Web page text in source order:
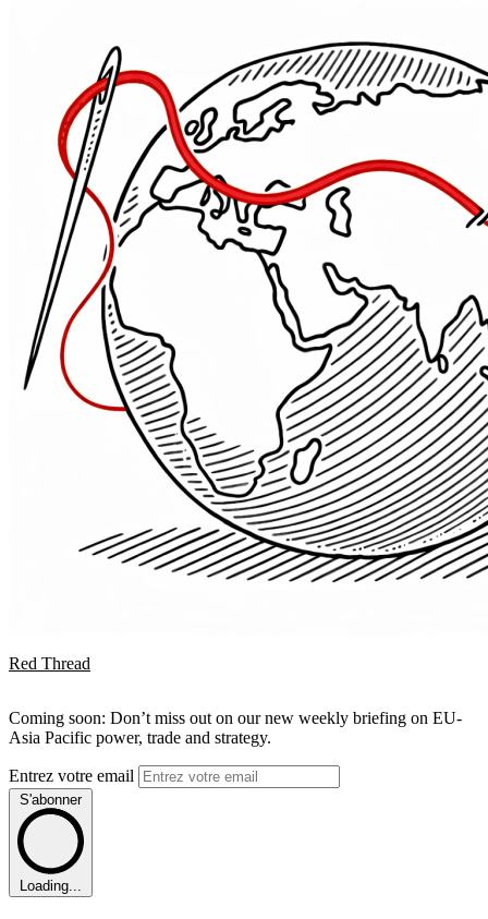
Red Thread
Coming soon: Don’t miss out on our new weekly briefing on EU-
Asia Pacific power, trade and strategy.
Entrez votre email
S'abonner
Loading...